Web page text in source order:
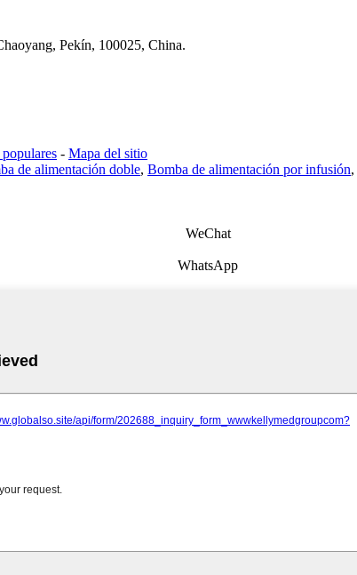
Pekín, 100025, China.
- Mapa del sitio
de alimentación doble, Bomba de alimentación por infusión,
WeChat
WhatsApp